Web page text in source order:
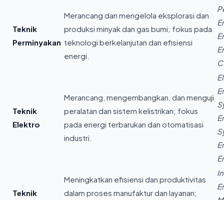
Teknik
Perminyakan
Merancang dan mengelola eksplorasi dan
produksi minyak dan gas bumi; fokus pada
teknologi berkelanjutan dan efisiensi
energi.
Teknik
Elektro
Merancang, mengembangkan, dan menguji
peralatan dan sistem kelistrikan; fokus
pada energi terbarukan dan otomatisasi
industri.
Teknik
Meningkatkan efisiensi dan produktivitas
dalam proses manufaktur dan layanan;